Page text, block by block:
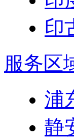
印
服务区
浦
静